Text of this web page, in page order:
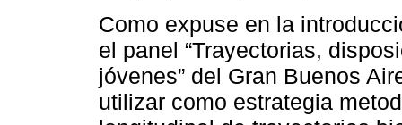
Como expuse en la
el panel “Trayectorias,
jóvenes” del Gran Buenos
utilizar como estrategia